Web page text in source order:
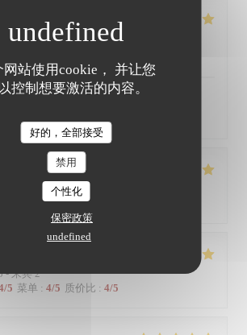
网站使用cookie， 并让您
控制想要激活的内容。
好的，全部接受
禁用
个性化
保密政策
undefined
- 来宾 4
avec des produits de qualité. Service
Une référence dans le quartier
: 5/5 质价比
- 来宾 2
/5 菜单 : 4/5 质价比 : 4/5